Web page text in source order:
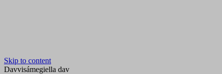
Skip to content
Davvisámegiella dav